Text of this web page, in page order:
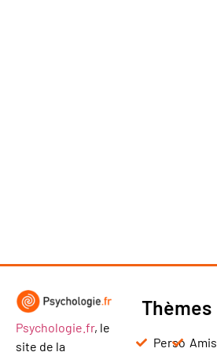
Psychologie.fr, le
site de la
Thèmes
Perso Amis